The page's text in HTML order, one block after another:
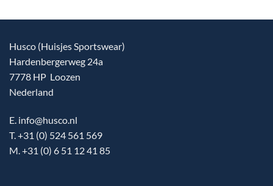
Husco (Huisjes Sportswear)
Hardenbergerweg 24a
7778 HP Loozen
Nederland
E. info@husco.nl
T. +31 (0) 524 561 569
M. +31 (0) 6 51 12 41 85